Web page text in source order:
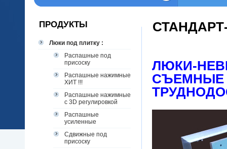
ПРОДУКТЫ
Люки под плитку :
Распашные под
присоску
Распашные нажимные
ХИТ !!!
Распашные нажимные
с 3D регулировкой
Распашные
усиленные
Сдвижные под
присоску
ЛЮКИ-
СЪЕМНЫЕ